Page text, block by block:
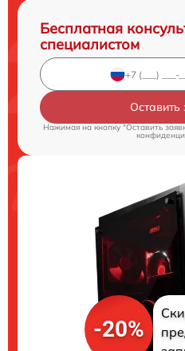
Бесплатная
специалистом
Оставить
Нажимая на кнопку "Оставить
-20%